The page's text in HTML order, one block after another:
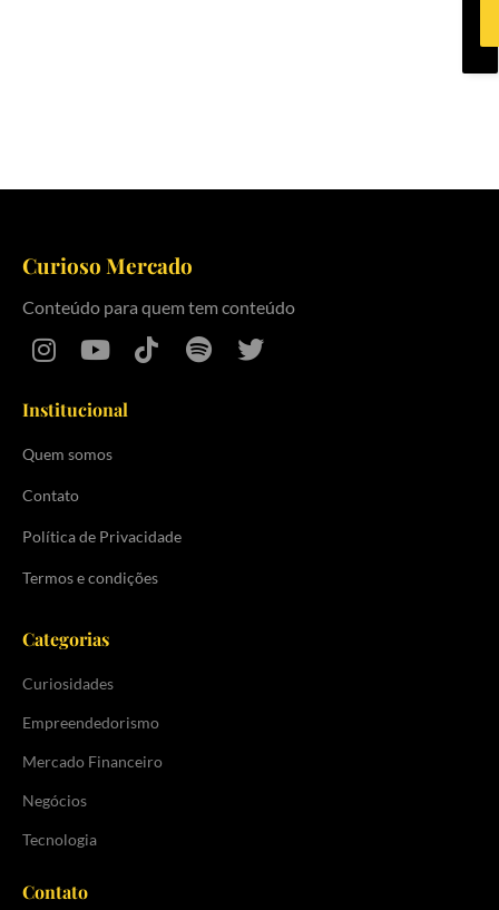
Curioso Mercado
Conteúdo para quem tem conteúdo
Institucional
Quem somos
Contato
Política de Privacidade
Termos e condições
Categorias
Curiosidades
Empreendedorismo
Mercado Financeiro
Negócios
Tecnologia
Contato